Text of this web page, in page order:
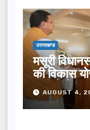
उत्तराखण्ड
मसूरी
की विकास
धामी ने
AUGUST 4,